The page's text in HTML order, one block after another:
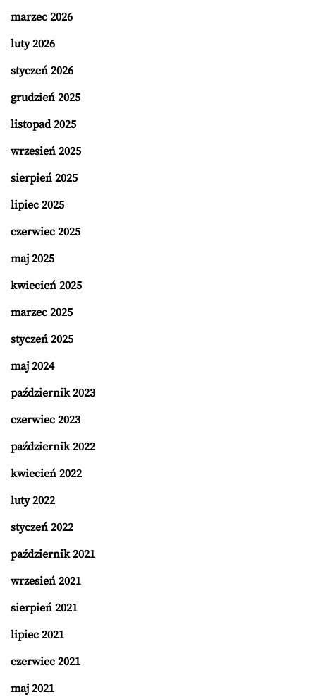
marzec 2026
luty 2026
styczeń 2026
grudzień 2025
listopad 2025
wrzesień 2025
sierpień 2025
lipiec 2025
czerwiec 2025
maj 2025
kwiecień 2025
marzec 2025
styczeń 2025
maj 2024
październik 2023
czerwiec 2023
październik 2022
kwiecień 2022
luty 2022
styczeń 2022
październik 2021
wrzesień 2021
sierpień 2021
lipiec 2021
czerwiec 2021
maj 2021